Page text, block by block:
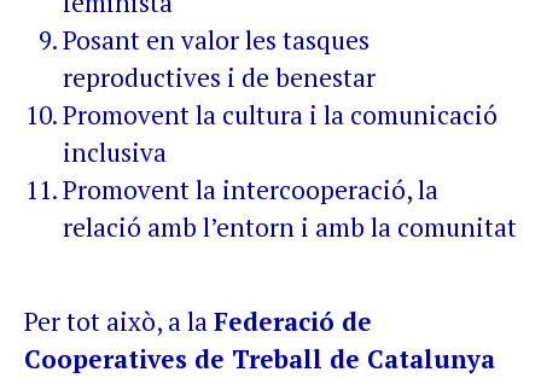
Posant en valor les tasques
reproductives i de benestar
Promovent la cultura i la comunicació
inclusiva
Promovent la intercooperació, la
relació amb l’entorn i amb la comunitat
Per tot això, a laFederació de
Cooperatives de Treball de Catalunya